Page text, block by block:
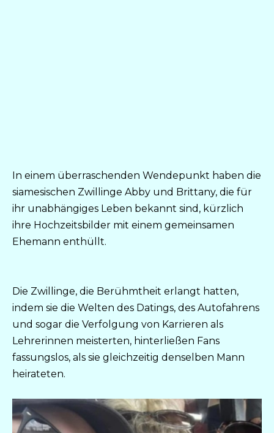
In einem überraschenden Wendepunkt haben die
siamesischen Zwillinge Abby und Brittany, die für
ihr unabhängiges Leben bekannt sind, kürzlich
ihre Hochzeitsbilder mit einem gemeinsamen
Ehemann enthüllt.
Die Zwillinge, die Berühmtheit erlangt hatten,
indem sie die Welten des Datings, des Autofahrens
und sogar die Verfolgung von Karrieren als
Lehrerinnen meisterten, hinterließen Fans
fassungslos, als sie gleichzeitig denselben Mann
heirateten.